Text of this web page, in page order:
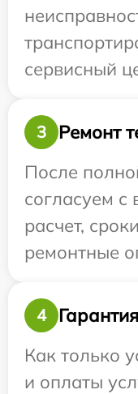
сервисный
3
Ремонт
После
согласуем с
расчет,
ремонтные
4
Гарантия
Как только
и оплаты